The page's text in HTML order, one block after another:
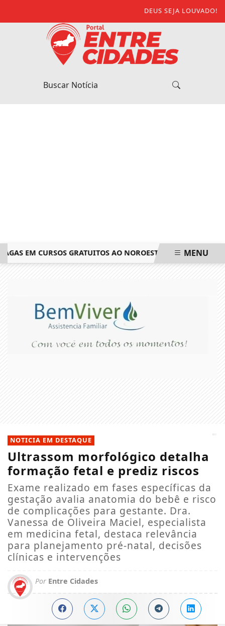
DEUS SEJA LOUVADO!
EM CURSOS GRATUITOS AO NOROESTE FLUMINENSEMENU
NOTICIA EM DESTAQUE
Ultrassom morfológico detalha
formação fetal e prediz riscos
Exame realizado em fases específicas da
gestação avalia anatomia do bebê e risco
de complicações para gestante. Dra.
Vanessa de Oliveira Maciel, especialista
em medicina fetal, destaca relevância
para planejamento pré-natal, decisões
clínicas e intervenções
Por Entre Cidades